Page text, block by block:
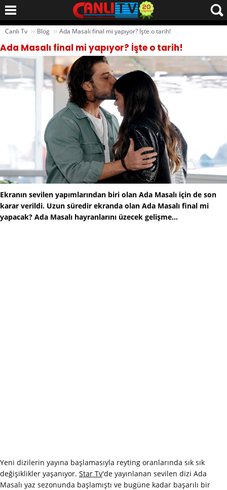
Canlı Tv ›› Blog ›› Ada Masalı final mi yapıyor? İşte o tarih!
Ada Masalı final mi yapıyor? İşte o tarih!
Ekranın sevilen yapımlarından biri olan Ada Masalı için de son
karar verildi. Uzun süredir ekranda olan Ada Masalı final mi
yapacak? Ada Masalı hayranlarını üzecek gelişme…
Yeni dizilerin yayına başlamasıyla reyting oranlarında sık sık
değişiklikler yaşanıyor. Star Tv'de yayınlanan sevilen dizi Ada
Masalı yaz sezonunda başlamıştı ve bugüne kadar başarılı bir